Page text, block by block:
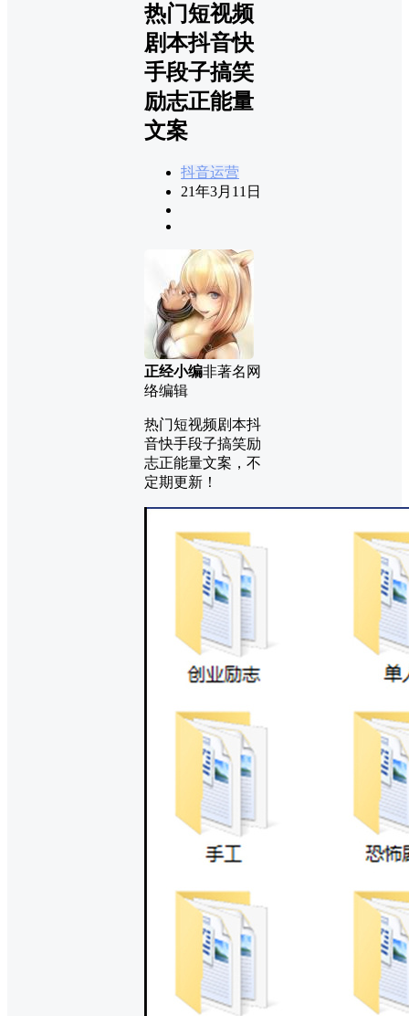
热门短视频
剧本抖音快
手段子搞笑
励志正能量
文案
抖音运营
21年3月11日
正经小编非著名网
络编辑
热门短视频剧本抖
音快手段子搞笑励
志正能量文案，不
定期更新！